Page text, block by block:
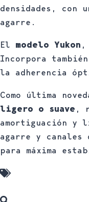
densidades, con
agarre.
El modelo Yukon ,
Incorpora
la adherencia
Como última
ligero o suave ,
amortiguación y
agarre y canales
para máxima